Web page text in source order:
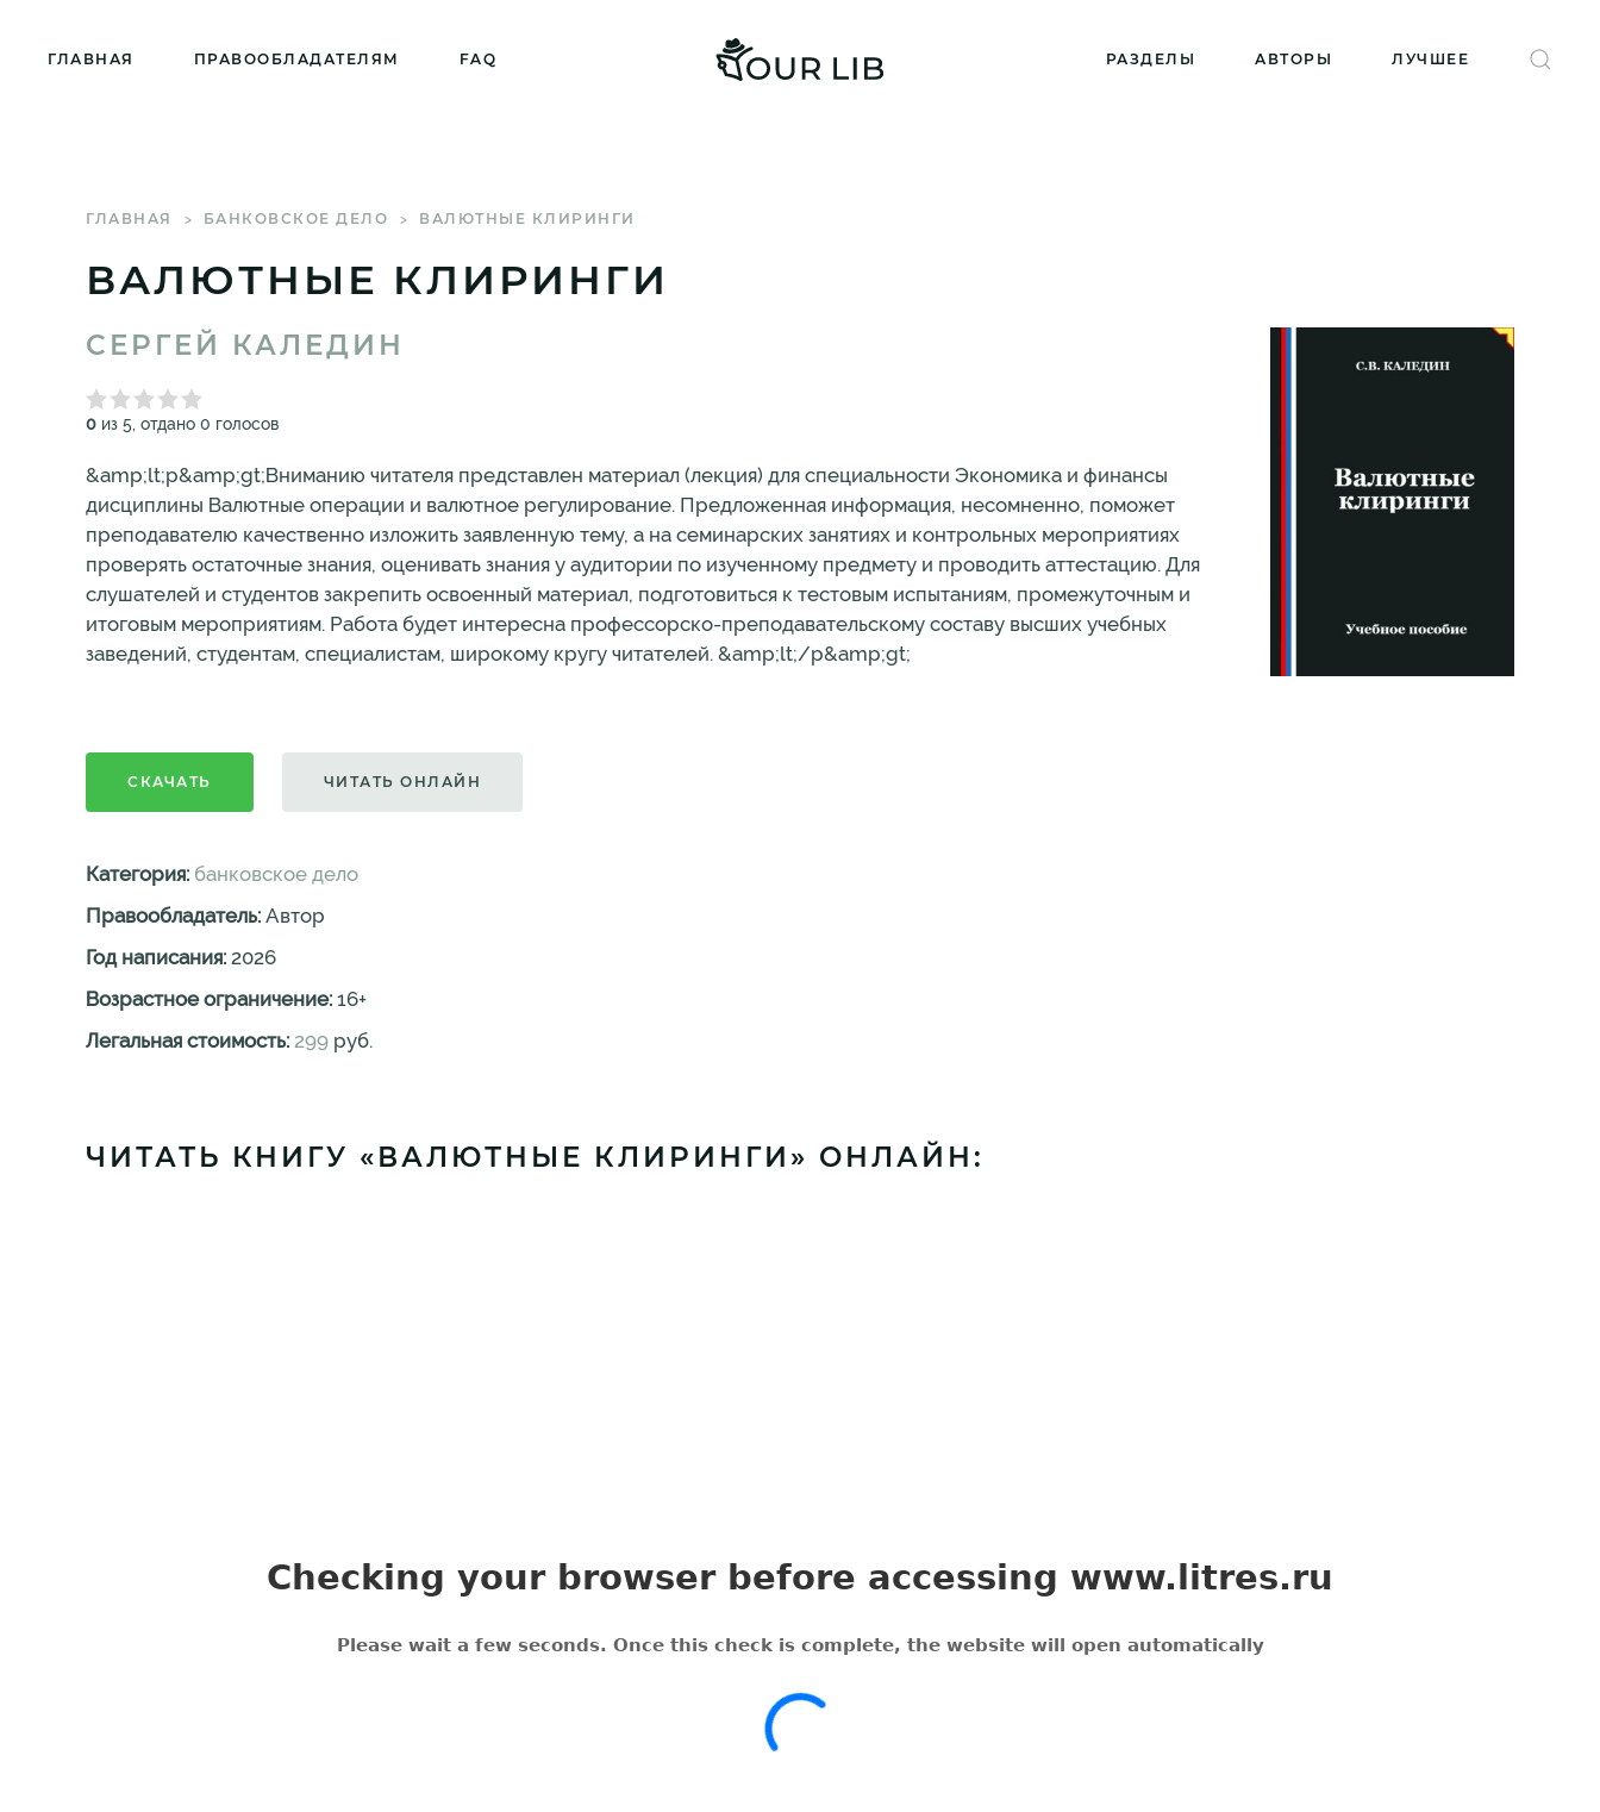
ГЛАВНАЯ ПРАВООБЛАДАТЕЛЯМ FAQ РАЗДЕЛЫ АВТОРЫ ЛУЧШЕЕ
ГЛАВНАЯ БАНКОВСКОЕ ДЕЛО ВАЛЮТНЫЕ КЛИРИНГИ
ВАЛЮТНЫЕ КЛИРИНГИ
СЕРГЕЙ КАЛЕДИН
0 из 5, отдано 0 голосов
&amp;lt;p&amp;gt;Вниманию читателя представлен материал (лекция) для специальности Экономика и финансы
дисциплины Валютные операции и валютное регулирование. Предложенная информация, несомненно, поможет
преподавателю качественно изложить заявленную тему, а на семинарских занятиях и контрольных мероприятиях
проверять остаточные знания, оценивать знания у аудитории по изученному предмету и проводить аттестацию. Для
слушателей и студентов закрепить освоенный материал, подготовиться к тестовым испытаниям, промежуточным и
итоговым мероприятиям. Работа будет интересна профессорско-преподавательскому составу высших учебных
заведений, студентам, специалистам, широкому кругу читателей. &amp;lt;/p&amp;gt;
СКАЧАТЬ ЧИТАТЬ ОНЛАЙН
Категория: банковское дело
Правообладатель: Автор
Год написания: 2026
Возрастное ограничение: 16+
Легальная стоимость: 299 руб.
ЧИТАТЬ КНИГУ «ВАЛЮТНЫЕ КЛИРИНГИ» ОНЛАЙН: